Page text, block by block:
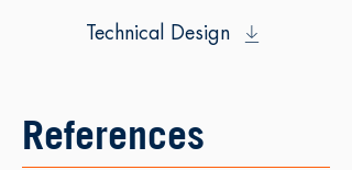
Technical Design
References